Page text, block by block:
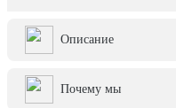
Описание
Почему мы